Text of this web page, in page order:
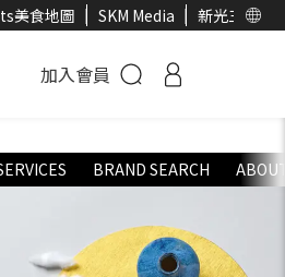
美食地圖 SKM Media 新光三越官
加入會員
BRAND SEARCH